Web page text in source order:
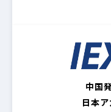
中国
日本